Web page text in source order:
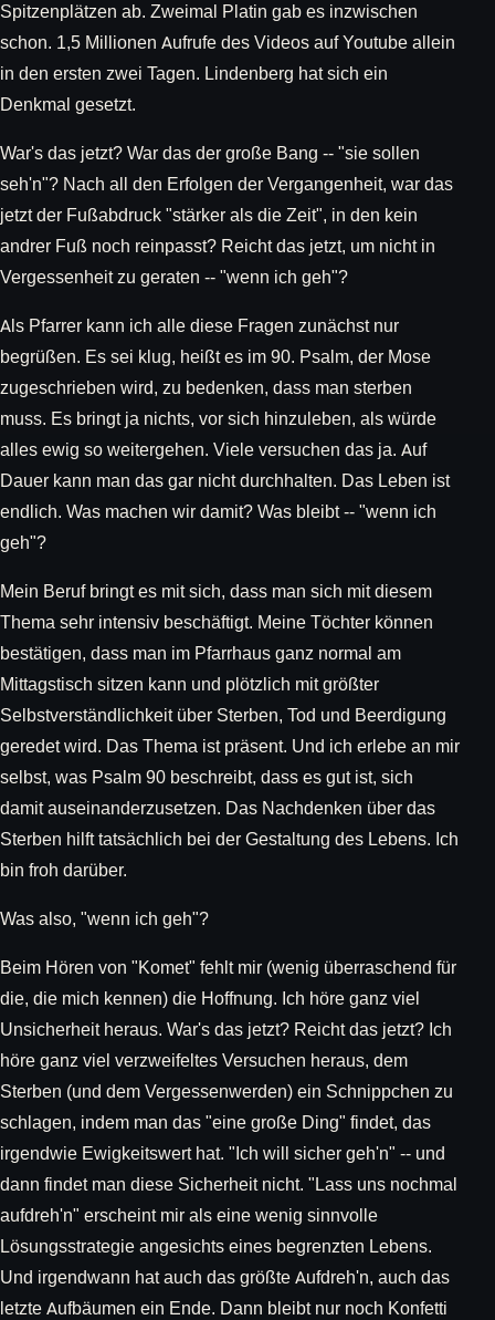
Spitzenplätzen ab. Zweimal Platin gab es inzwischen
schon. 1,5 Millionen Aufrufe des Videos auf Youtube allein
in den ersten zwei Tagen. Lindenberg hat sich ein
Denkmal gesetzt.
War's das jetzt? War das der große Bang -- "sie sollen
seh'n"? Nach all den Erfolgen der Vergangenheit, war das
jetzt der Fußabdruck "stärker als die Zeit", in den kein
andrer Fuß noch reinpasst? Reicht das jetzt, um nicht in
Vergessenheit zu geraten -- "wenn ich geh"?
Als Pfarrer kann ich alle diese Fragen zunächst nur
begrüßen. Es sei klug, heißt es im 90. Psalm, der Mose
zugeschrieben wird, zu bedenken, dass man sterben
muss. Es bringt ja nichts, vor sich hinzuleben, als würde
alles ewig so weitergehen. Viele versuchen das ja. Auf
Dauer kann man das gar nicht durchhalten. Das Leben ist
endlich. Was machen wir damit? Was bleibt -- "wenn ich
geh"?
Mein Beruf bringt es mit sich, dass man sich mit diesem
Thema sehr intensiv beschäftigt. Meine Töchter können
bestätigen, dass man im Pfarrhaus ganz normal am
Mittagstisch sitzen kann und plötzlich mit größter
Selbstverständlichkeit über Sterben, Tod und Beerdigung
geredet wird. Das Thema ist präsent. Und ich erlebe an mir
selbst, was Psalm 90 beschreibt, dass es gut ist, sich
damit auseinanderzusetzen. Das Nachdenken über das
Sterben hilft tatsächlich bei der Gestaltung des Lebens. Ich
bin froh darüber.
Was also, "wenn ich geh"?
Beim Hören von "Komet" fehlt mir (wenig überraschend für
die, die mich kennen) die Hoffnung. Ich höre ganz viel
Unsicherheit heraus. War's das jetzt? Reicht das jetzt? Ich
höre ganz viel verzweifeltes Versuchen heraus, dem
Sterben (und dem Vergessenwerden) ein Schnippchen zu
schlagen, indem man das "eine große Ding" findet, das
irgendwie Ewigkeitswert hat. "Ich will sicher geh'n" -- und
dann findet man diese Sicherheit nicht. "Lass uns nochmal
aufdreh'n" erscheint mir als eine wenig sinnvolle
Lösungsstrategie angesichts eines begrenzten Lebens.
Und irgendwann hat auch das größte Aufdreh'n, auch das
letzte Aufbäumen ein Ende. Dann bleibt nur noch Konfetti